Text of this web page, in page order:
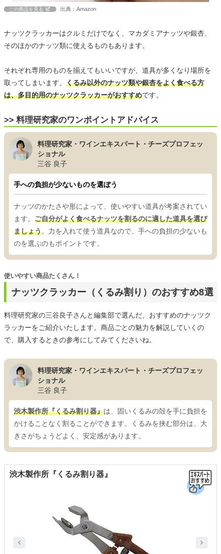
この商品を見る 出典：Amazon
ナッツクラッカーはクルミだけでなく、マカダミアナッツや銀杏、
そのほかのナッツ類に使えるものもあります。
それぞれ専用のものを揃えてもいいですが、道具が多くなり場所を
取ってしまいます。 くるみ以外のナッツ類や銀杏をよく食べる方
は、多目的用のナッツクラッカーがおすすめです。
>> 料理研究家のワンポイントアドバイス
料理研究家・ワインエキスパート・チーズプロフェッ
ショナル
三谷 良子
手への負担が少ないものを選ぼう
ナッツのかたさや形によって、使いやすい道具が考案されてい
ます。 ご自分がよく食べるナッツを割るのに適した道具を選び
ましょう。力を入れて使う道具なので、手への負担の少ないも
のを選ぶのもポイントです。
ナッツクラッカー（くるみ割り）のおすすめ8選
使いやすい商品たくさん！
料理研究家の三谷良子さんと編集部で選んだ、おすすめのナッツク
ラッカーをご紹介いたします。商品ごとの魅力を解説していくの
で、購入するときの参考にしてみてくださいね。
料理研究家・ワインエキスパート・チーズプロフェッ
ショナル
三谷 良子
渋木製作所『くるみ割り器』は、固いくるみの殻を手に負担を
かけることなく割ることができます。くるみを挟む部分は、大
きさがちょうどよく、安定感があります。
渋木製作所『くるみ割り器』